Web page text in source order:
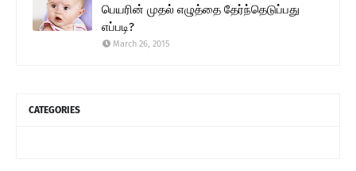
பெயரின் முதல் எழுத்தை தேர்ந்தெடுப்பது
எப்படி?
March 26, 2015
CATEGORIES